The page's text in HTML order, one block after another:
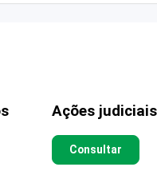
Ações judiciais
Consultar